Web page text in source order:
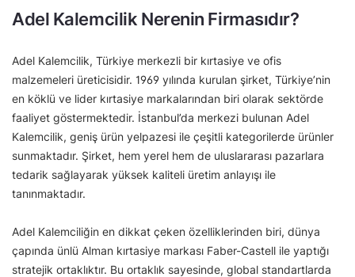
Adel Kalemcilik Nerenin Firmasıdır?
Adel Kalemcilik, Türkiye merkezli bir kırtasiye ve ofis
malzemeleri üreticisidir. 1969 yılında kurulan şirket, Türkiye’nin
en köklü ve lider kırtasiye markalarından biri olarak sektörde
faaliyet göstermektedir. İstanbul’da merkezi bulunan Adel
Kalemcilik, geniş ürün yelpazesi ile çeşitli kategorilerde ürünler
sunmaktadır. Şirket, hem yerel hem de uluslararası pazarlara
tedarik sağlayarak yüksek kaliteli üretim anlayışı ile
tanınmaktadır.
Adel Kalemciliğin en dikkat çeken özelliklerinden biri, dünya
çapında ünlü Alman kırtasiye markası Faber-Castell ile yaptığı
stratejik ortaklıktır. Bu ortaklık sayesinde, global standartlarda